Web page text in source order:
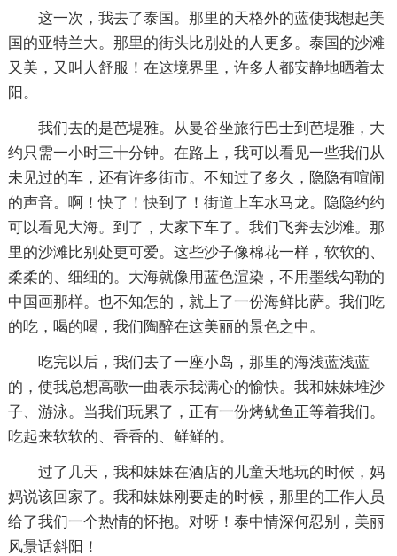
这一次，我去了泰国。那里的天格外的蓝使我想起美
国的亚特兰大。那里的街头比别处的人更多。泰国的沙滩
又美，又叫人舒服！在这境界里，许多人都安静地晒着太
阳。
我们去的是芭堤雅。从曼谷坐旅行巴士到芭堤雅，大
约只需一小时三十分钟。在路上，我可以看见一些我们从
未见过的车，还有许多街市。不知过了多久，隐隐有喧闹
的声音。啊！快了！快到了！街道上车水马龙。隐隐约约
可以看见大海。到了，大家下车了。我们飞奔去沙滩。那
里的沙滩比别处更可爱。这些沙子像棉花一样，软软的、
柔柔的、细细的。大海就像用蓝色渲染，不用墨线勾勒的
中国画那样。也不知怎的，就上了一份海鲜比萨。我们吃
的吃，喝的喝，我们陶醉在这美丽的景色之中。
吃完以后，我们去了一座小岛，那里的海浅蓝浅蓝
的，使我总想高歌一曲表示我满心的愉快。我和妹妹堆沙
子、游泳。当我们玩累了，正有一份烤鱿鱼正等着我们。
吃起来软软的、香香的、鲜鲜的。
过了几天，我和妹妹在酒店的儿童天地玩的时候，妈
妈说该回家了。我和妹妹刚要走的时候，那里的工作人员
给了我们一个热情的怀抱。对呀！泰中情深何忍别，美丽
风景话斜阳！